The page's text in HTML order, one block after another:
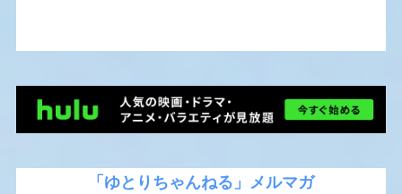
「ゆとりちゃんねる」メルマガ